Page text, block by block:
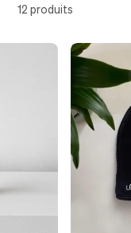
12 produits